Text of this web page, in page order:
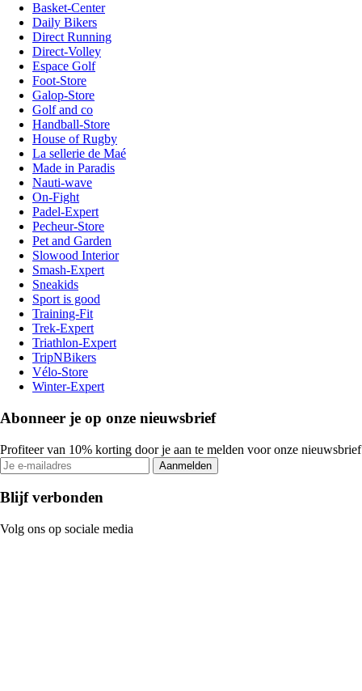
Basket-Center
Daily Bikers
Direct Running
Direct-Volley
Espace Golf
Foot-Store
Galop-Store
Golf and co
Handball-Store
House of Rugby
La sellerie de Maé
Made in Paradis
Nauti-wave
On-Fight
Padel-Expert
Pecheur-Store
Pet and Garden
Slowood Interior
Smash-Expert
Sneakids
Sport is good
Training-Fit
Trek-Expert
Triathlon-Expert
TripNBikers
Vélo-Store
Winter-Expert
Abonneer je op onze nieuwsbrief
Profiteer van 10% korting door je aan te melden voor onze nieuwsbrief
Aanmelden
Blijf verbonden
Volg ons op sociale media